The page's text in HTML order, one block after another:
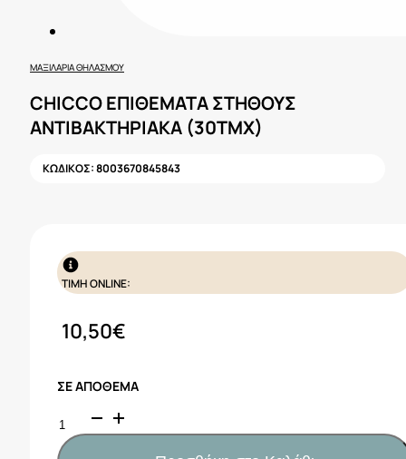
ΜΑΞΙΛΆΡΙΑ ΘΗΛΑΣΜΟΎ
CHICCO ΕΠΙΘΕΜΑΤΑ ΣΤΗΘΟΥΣ
ΑΝΤΙΒΑΚΤΗΡΙΑΚΑ (30ΤΜΧ)
ΚΩΔΙΚΟΣ:8003670845843
ΤΙΜΗ ONLINE:
10,50€
ΣΕ ΑΠΌΘΕΜΑ
CHICCO
ΕΠΙΘΕΜΑΤΑ